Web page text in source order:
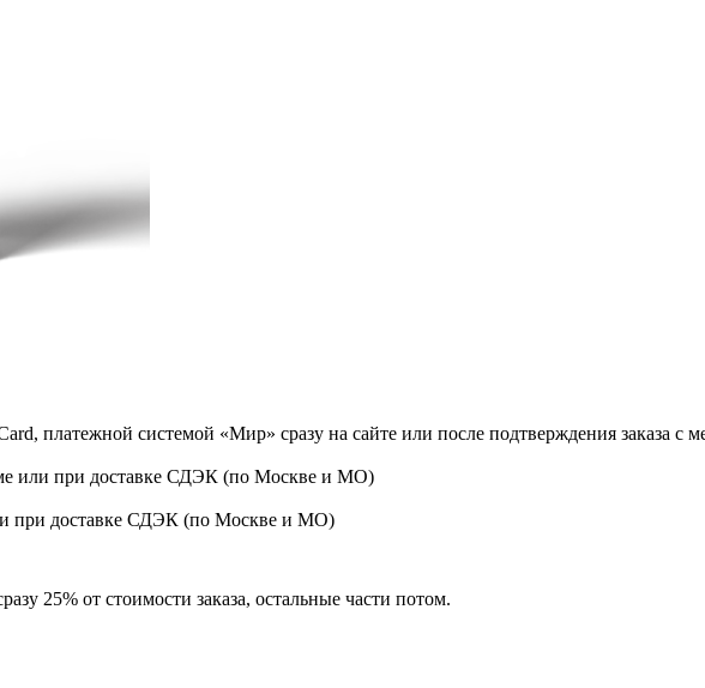
платежной системой «Мир» сразу на сайте или после подтверждения заказа с
или при доставке СДЭК (по Москве и МО)
при доставке СДЭК (по Москве и МО)
25% от стоимости заказа, остальные части потом.